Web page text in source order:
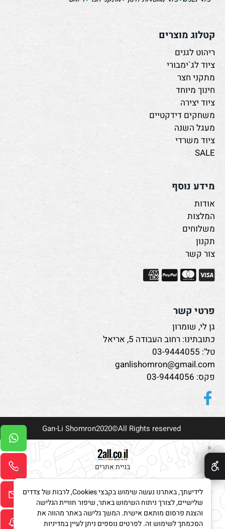
קטלוג מוצרים
ריהוט לגנים
ציוד לג`ימבורי
מתקני חצר
חינוך מיוחד
ציוד יצירה
משחקים דידקטיים
מעגל השנה
ציוד משרדי
SALE
מידע נוסף
אודות
המלצות
משלוחים
תקנון
צור קשר
פרטי קשר
גן לי, שומרון
כתובתינו: רחוב העבודה 5, אריאל
טל': 03-9444055
ganlishomron@gmail.com
פקס: 03-9444056
בניית אתרים
✕
לידיעתך, באתרנו נעשה שימוש בקבצי Cookies, לרבות של צדדים
שלישיים, לצורך ניתוח השימוש באתר, שיפור חוויית הגלישה
והצגת פרסום מותאם אישית. המשך גלישה באתר מהווה את
הסכמתך לשימוש זה. לפרטים נוספים ניתן לעיין במדיניות